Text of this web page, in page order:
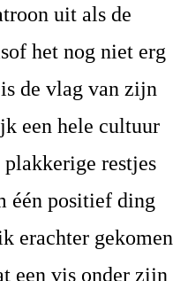
uit als de
het nog niet erg
de vlag van zijn
een hele cultuur
restjes
één positief ding
erachter gekomen
een vis onder zijn